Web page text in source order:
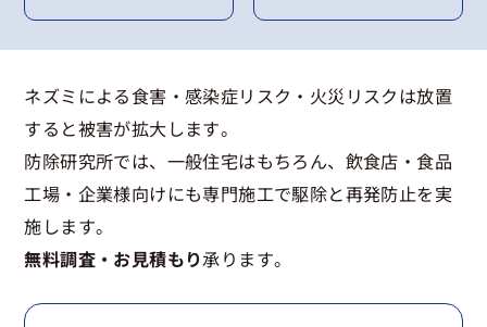
ネズミによる食害・感染症リスク・火災リスクは放置
すると被害が拡大します。
防除研究所では、一般住宅はもちろん、飲食店・食品
工場・企業様向けにも専門施工で駆除と再発防止を実
施します。
無料調査・お見積もり承ります。